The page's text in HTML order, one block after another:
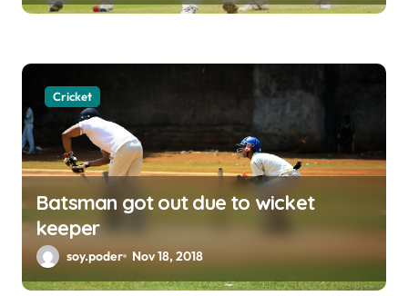
Cricket
Batsman got out due to wicket
keeper
soy.poder Nov 18, 2018